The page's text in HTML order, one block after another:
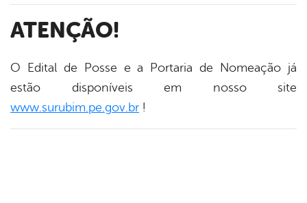
ATENÇÃO!
O Edital de Posse e a Portaria de Nomeação já
estão disponíveis em nosso site
www.surubim.pe.gov.br !